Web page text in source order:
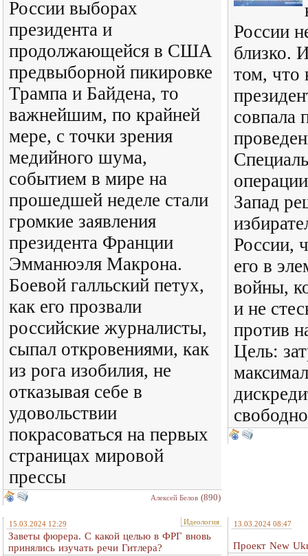
России выборах
президента и
продолжающейся в США
предвыборной пикировке
Трампа и Байдена, то
важнейшим, по крайней
мере, с точки зрения
медийного шума,
событием в мире на
прошедшей неделе стали
громкие заявления
президента Франции
Эмманюэля Макрона.
Боевой галльский петух,
как его прозвали
российские журналисты,
сыпал откровениями, как
из рога изобилия, не
отказывая себе в
удовольствии
покрасоваться на первых
страницах мировой
прессы
Алексей Белов (890)
России
близко.
том, что
совпала
Запад
России,
его в
войны,
и не
против
Цель:
15.03.2024 12:29 Идеология
Заветы фюрера. С какой целью в ФРГ вновь
принялись изучать речи Гитлера?
13.03.2024 08:47
Проект New